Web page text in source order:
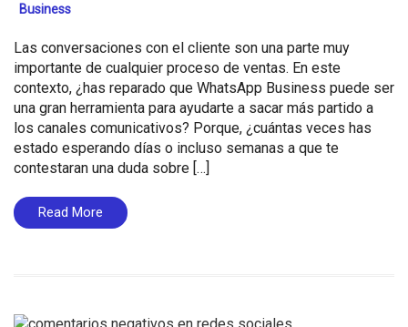
Business
Las conversaciones con el cliente son una parte muy
importante de cualquier proceso de ventas. En este
contexto, ¿has reparado que WhatsApp Business puede ser
una gran herramienta para ayudarte a sacar más partido a
los canales comunicativos? Porque, ¿cuántas veces has
estado esperando días o incluso semanas a que te
contestaran una duda sobre […]
Read More